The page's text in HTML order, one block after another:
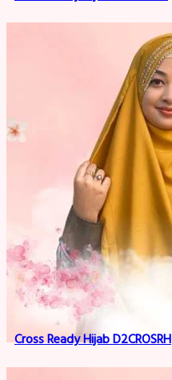
Cross Ready Hijab D2CROSRH